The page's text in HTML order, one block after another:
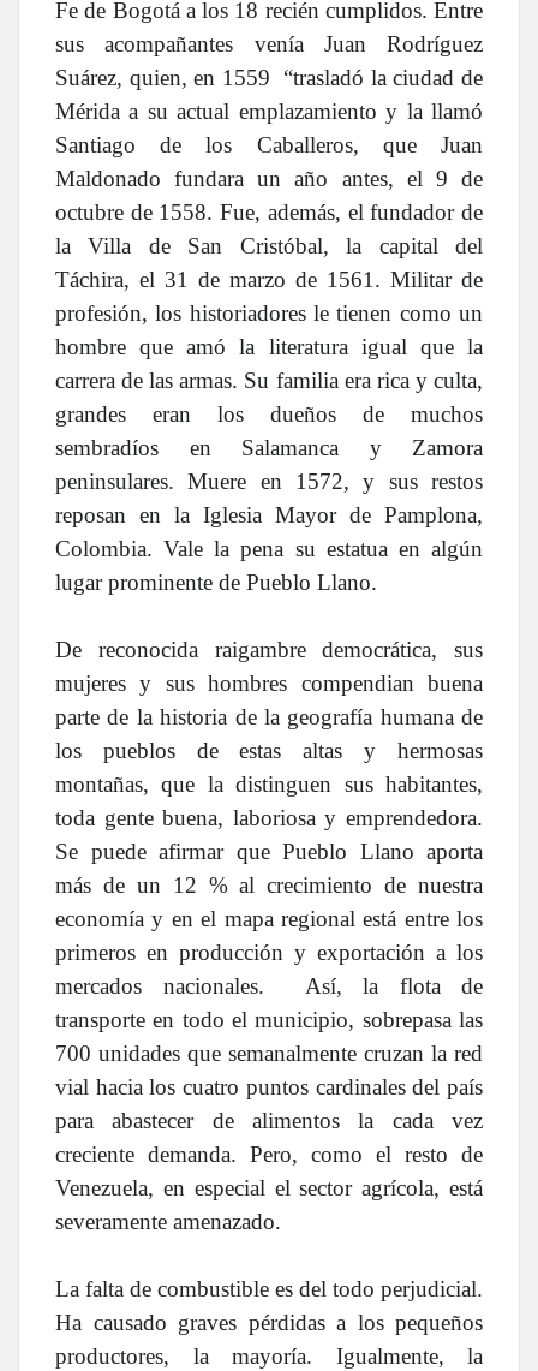
Fe de Bogotá a los 18 recién cumplidos. Entre
sus acompañantes venía Juan Rodríguez
Suárez, quien, en 1559 “trasladó la ciudad de
Mérida a su actual emplazamiento y la llamó
Santiago de los Caballeros, que Juan
Maldonado fundara un año antes, el 9 de
octubre de 1558. Fue, además, el fundador de
la Villa de San Cristóbal, la capital del
Táchira, el 31 de marzo de 1561. Militar de
profesión, los historiadores le tienen como un
hombre que amó la literatura igual que la
carrera de las armas. Su familia era rica y culta,
grandes eran los dueños de muchos
sembradíos en Salamanca y Zamora
peninsulares. Muere en 1572, y sus restos
reposan en la Iglesia Mayor de Pamplona,
Colombia. Vale la pena su estatua en algún
lugar prominente de Pueblo Llano.
De reconocida raigambre democrática, sus
mujeres y sus hombres compendian buena
parte de la historia de la geografía humana de
los pueblos de estas altas y hermosas
montañas, que la distinguen sus habitantes,
toda gente buena, laboriosa y emprendedora.
Se puede afirmar que Pueblo Llano aporta
más de un 12 % al crecimiento de nuestra
economía y en el mapa regional está entre los
primeros en producción y exportación a los
mercados nacionales. Así, la flota de
transporte en todo el municipio, sobrepasa las
700 unidades que semanalmente cruzan la red
vial hacia los cuatro puntos cardinales del país
para abastecer de alimentos la cada vez
creciente demanda. Pero, como el resto de
Venezuela, en especial el sector agrícola, está
severamente amenazado.
La falta de combustible es del todo perjudicial.
Ha causado graves pérdidas a los pequeños
productores, la mayoría. Igualmente, la